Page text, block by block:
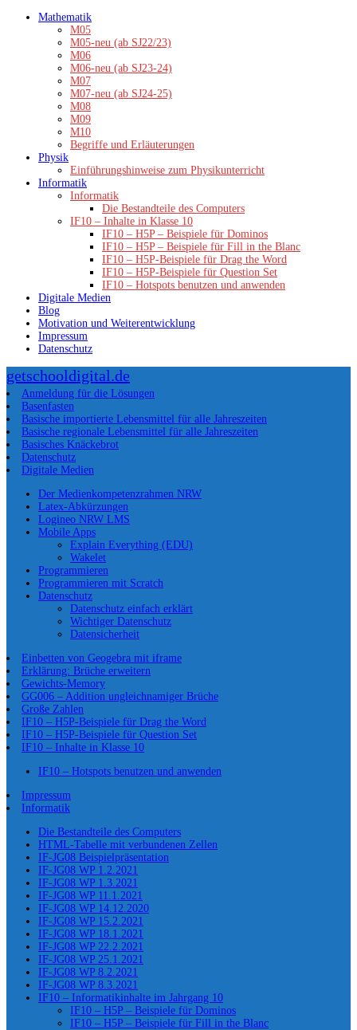
Zum
Mathematik
M05
M05-neu (ab SJ22/23)
M06
M06-neu (ab SJ23-24)
M07
M07-neu (ab SJ24-25)
M08
M09
M10
Begriffe und Erläuterungen
Physik
Einführungshinweise zum Physikunterricht
Informatik
Informatik
Die Bestandteile des Computers
IF10 – Inhalte in Klasse 10
IF10 – H5P – Beispiele für Dominos
IF10 – H5P – Beispiele für Fill in the Blanc
IF10 – H5P-Beispiele für Drag the Word
IF10 – H5P-Beispiele für Question Set
IF10 – Hotspots benutzen und anwenden
Digitale Medien
Blog
Motivation und Weiterentwicklung
Impressum
Datenschutz
getschooldigital.de
Anmeldung für die Lösungen
Basenfasten
Basische importierte Lebensmittel für alle Jahreszeiten
Basische regionale Lebensmittel für alle Jahreszeiten
Basisches Knäckebrot
Datenschutz
Digitale Medien
Der Medienkompetenzrahmen NRW
Latex-Abkürzungen
Logineo NRW LMS
Mobile Apps
Explain Everything (EDU)
Wakelet
Programmieren
Programmieren mit Scratch
Datenschutz
Datenschutz einfach erklärt
Wichtiger Datenschutz
Datensicherheit
Einbetten von Geogebra mit iframe
Erklärung: Brüche erweitern
Gewichts-Memory
GG006 – Addition ungleichnamiger Brüche
Große Zahlen
IF10 – H5P-Beispiele für Drag the Word
IF10 – H5P-Beispiele für Question Set
IF10 – Inhalte in Klasse 10
IF10 – Hotspots benutzen und anwenden
Impressum
Informatik
Die Bestandteile des Computers
HTML-Tabelle mit verbundenen Zellen
IF-JG08 Beispielpräsentation
IF-JG08 WP 1.2.2021
IF-JG08 WP 1.3.2021
IF-JG08 WP 11.1.2021
IF-JG08 WP 14.12.2020
IF-JG08 WP 15.2.2021
IF-JG08 WP 18.1.2021
IF-JG08 WP 22.2.2021
IF-JG08 WP 25.1.2021
IF-JG08 WP 8.2.2021
IF-JG08 WP 8.3.2021
IF10 – Informatikinhalte im Jahrgang 10
IF10 – H5P – Beispiele für Dominos
IF10 – H5P – Beispiele für Fill in the Blanc